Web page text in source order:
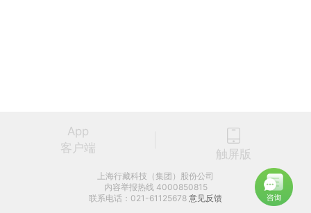
App
客户端
触屏版
上海行藏科技（集团）股份公司
内容举报热线 4000850815
联系电话：021-61125678 意见反馈